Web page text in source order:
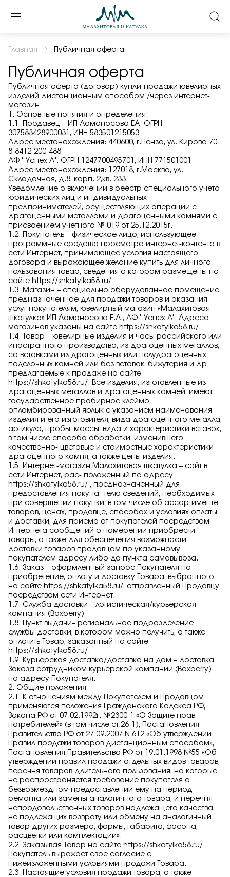
Пенза
Главная Публичная оферта
Публичная оферта
Публичная оферта (договор) купли-продажи ювелирных
изделий дистанционным способом /через интернет-
магазин
1. Основные понятия и определения:
1.1. Продавец – ИП Ломоносова ЕА. ОГРН
307583428900031, ИНН 583501215053
Адрес местонахождения: 440600, г.Пенза, ул. Кирова 70,
8-8412-200-488
ЛФ " Успех Л". ОГРН 1247700495701, ИНН 771501001
Адрес местонахождения: 127018, г.Москва, ул.
Складочная, д.8, корп. 2,кв. 233
Уведомление о включении в реестр специального учета
юридических лиц и индивидуальных
предпринимателей, осуществляющих операции с
драгоценными металлами и драгоценными камнями с
присвоением учетного № 019 от 25.12.2015г.
1.2. Покупатель – физическое лицо, использующее
программные средства просмотра интернет-контента в
сети Интернет, принимающее условия настоящего
договора и выражающее желание купить для личного
пользования товар, сведения о котором размещены на
сайте https://shkatylka58.ru/
1.3. Магазин – специально оборудованное помещение,
предназначенное для продажи товаров и оказания
услуг покупателям, ювелирный магазин «Малахитовая
шкатулка» ИП Ломоносова Е.А., ЛФ " Успех Л". Адреса
магазинов указаны на сайте https://shkatylka58.ru/.
1.4. Товар – ювелирные изделия и часы российского или
иностранного производства, из драгоценных металлов,
со вставками из драгоценных или полудрагоценных,
поделочных камней или без вставок, бижутерия и др.
предлагаемые к продаже на сайте
https://shkatylka58.ru/. Все изделия, изготовленные из
драгоценных металлов и драгоценных камней, имеют
государственное пробирное клеймо,
опломбированный ярлык с указанием наименования
изделия и его изготовителя, вида драгоценного металла,
артикула, пробы, массы, вида и характеристики вставок,
в том числе способа обработки, изменившего
качественно- цветовые и стоимостные характеристики
драгоценного камня, а также цены изделия.
1.5. Интернет-магазин Малахитовая шкатулка – сайт в
сети Интернет, рас- положенный по адресу
https://shkatylka58.ru/ , предназначенный для
предоставления покупа- телю сведений, необходимых
при совершении покупки, в том числе об ассортименте
товаров, ценах, продавце, способах и условиях оплаты
и доставки, для приема от покупателей посредством
Интернета сообщений о намерении приобрести
товары, а также для обеспечения возможности
доставки товаров продавцом по указанному
покупателем адресу либо до пункта самовывоза.
1.6. Заказ – оформленный запрос Покупателя на
приобретение, оплату и доставку Товара, выбранного
на сайте https://shkatylka58.ru/, отправленный Продавцу
посредством сети Интернет.
1.7. Служба доставки – логистическая/курьерская
компания (Boxberry)
1.8. Пункт выдачи– региональное подразделение
службы доставки, в котором можно получить, а также
оплатить Товар, заказанный на сайте
https://shkatylka58.ru/.
1.9. Курьерская доставка/доставка на дом – доставка
Заказа сотрудником курьерской компании (Boxberry)
по адресу Покупателя.
2. Общие положения
2.1. К отношениям между Покупателем и Продавцом
применяются положения Гражданского Кодекса РФ,
Закона РФ от 07.02.1992г. №2300-1 «О Защите прав
потребителей» (в том числе ст.26-1), Постановления
Правительства РФ от 27.09.2007 N 612 «Об утверждении
Правил продажи товаров дистанционным способом»,
Постановления Правительства РФ от 19.01.1998 №55 «Об
утверждении правил продажи отдельных видов товаров,
перечня товаров длительного пользования, на которые
не распространяется требование покупателя о
безвозмездном предоставлении ему на период
ремонта или замены аналогичного товара, и перечня
непродовольственных товаров надлежащего качества,
не подлежащих возврату или обмену на аналогичный
товар других размера, формы, габарита, фасона,
расцветки или комплектации».
2.2. Заказывая Товар на сайте https://shkatylka58.ru/
Покупатель выражает свое согласие с
нижеизложенными условиями продажи Товара.
2.3. Настоящие условия продажи товара, а также
Войти или создать профиль
Подтверждаю, что я ознакомлен и согласен с условиями
политики конфиденциальности
Оформить заказ на
продукцию
Контактные данные
Подтверждаю, что я ознакомлен и согласен с условиями
политики конфиденциальности
Заказать
Задать вопрос
Подтверждаю, что я ознакомлен и согласен с условиями
политики конфиденциальности
Отправить